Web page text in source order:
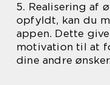
5. Realisering af
opfyldt, kan du
appen. Dette
motivation til at
dine andre ønsker.